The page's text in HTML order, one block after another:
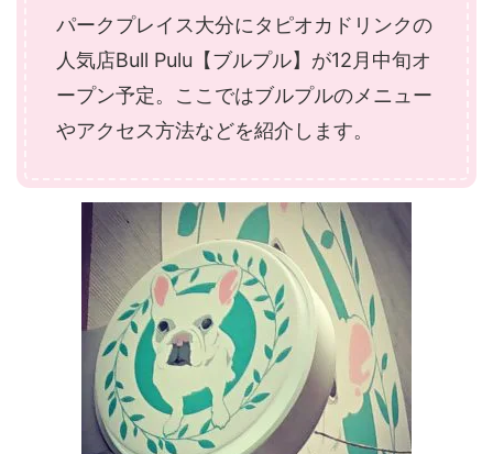
パークプレイス大分にタピオカドリンクの
人気店Bull Pulu【ブルプル】が12月中旬オ
ープン予定。ここではブルプルのメニュー
やアクセス方法などを紹介します。